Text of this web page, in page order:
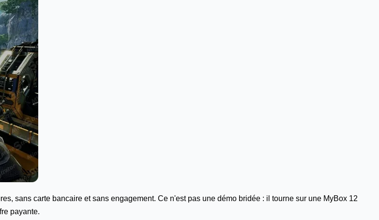
sans carte bancaire et sans engagement. Ce n'est pas une démo bridée : il tourne sur une MyBox 12
payante.